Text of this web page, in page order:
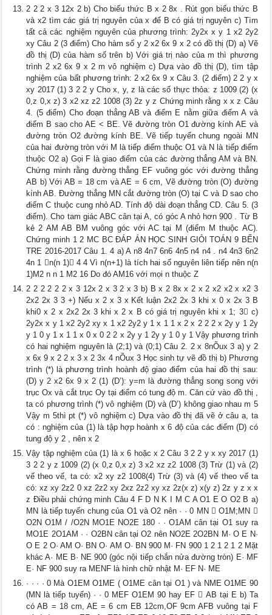
2 2 2 x 3 12x 2 b) Cho biểu thức B x 2 8x . Rút gọn biểu thức B
và x2 tìm các giá trị nguyên của x để B có giá trị nguyên c) Tìm
tất cả các nghiệm nguyên của phương trình: 2y2x x y 1 x2 2y2
xy Câu 2 (3 điểm) Cho hàm số y 2 x2 6x 9 x 2 có đồ thị (D) a) Vẽ
đồ thị (D) của hàm số trên b) Với giá trị nào của m thì phương
trình 2 x2 6x 9 x 2 m vô nghiệm c) Dựa vào đồ thị (D), tìm tập
nghiệm của bất phương trình: 2 x2 6x 9 x Câu 3. (2 điểm) 2 2 y x
xy 2017 (1) 3 2 2 y Cho x, y, z là các số thực thỏa: z 1009 (2) (x
0,z 0,x z) 3 x2 xz z2 1008 (3) 2z y z Chứng minh rằng x x z Câu
4. (5 điểm) Cho đoạn thẳng AB và điểm E nằm giữa điểm A và
điểm B sao cho AE < BE. Vẽ đường tròn O1 đường kính AE và
đường tròn O2 đường kính BE. Vẽ tiếp tuyến chung ngoài MN
của hai đường tròn với M là tiếp điểm thuộc O1 và N là tiếp điểm
thuộc O2 a) Gọi F là giao điểm của các đường thẳng AM và BN.
Chứng minh rằng đường thẳng EF vuông góc với đường thẳng
AB b) Với AB = 18 cm và AE = 6 cm, Vẽ đường tròn (O) đường
kính AB. Đường thẳng MN cắt đường tròn (O) tại C và D sao cho
điểm C thuộc cung nhỏ AD. Tính độ dài đoạn thẳng CD. Câu 5. (3
điểm). Cho tam giác ABC cân tại A, có góc A nhỏ hơn 900 . Từ B
kẻ 2 AM AB BM vuông góc với AC tại M (điểm M thuộc AC).
Chứng minh 1 2 MC BC ĐÁP ÁN HỌC SINH GIỎI TOÁN 9 BẾN
TRE 2016-2017 Câu 1. 4 a) A n8 4n7 6n6 4n5 n4 n4 . n4 4n3 6n2
4n 1 n(n 1) 4 4 Vì n(n+1) là tích hai số nguyên liên tiếp nên n(n
1)M2 n n 1 M2 16 Do đó AM16 với mọi n thuộc Z
2 2 2 2 2 2 x 3 12x 2 x 3 2 x 3 b) B x 2 8x x 2 x 2 x2 x2 x x2 3
2x2 2x 3 3 +) Nếu x 2 x 3 x Kết luận 2x2 2x 3 khi x 0 x 2x 3 B
khi0 x 2 x 2x2 2x 3 khi x 2 x B có giá trị nguyên khi x 1; 3 c)
2y2x x y 1 x2 2y2 xy x 1 x2 2y2 y 1 x 1 1 x 2 x 2 2 2 x 2y y 1 2y
y 1 0 y 1 x 1 1 x 0 x 0 2 2 x 2y y 1 2y y 1 0 y 1 Vậy phương trình
có hai nghiệm nguyên là (2;1) và (0;1) Câu 2. 2 x 8nÕux 3 a) y 2
x 6x 9 x 2 2 x 3 x 2 3x 4 nÕux 3 Học sinh tự vẽ đồ thị b) Phương
trình (*) là phương trình hoành độ giao điểm của hai đồ thị sau:
(D) y 2 x2 6x 9 x 2 (1) (D’): y=m là đường thẳng song song với
trục Ox và cắt trục Oy tại điểm có tung độ m. Căn cứ vào đồ thị ,
ta có phương trình (*) vô nghiệm (D) và (D’) không giao nhau m 5
Vậy m 5thì pt (*) vô nghiệm c) Dựa vào đồ thị đã vẽ ở câu a, ta
có : nghiệm của (1) là tập hợp hoành x 6 độ của các điểm (D) có
tung độ y 2 , nên x 2
Vậy tập nghiệm của (1) là x 6 hoặc x 2 Câu 3 2 2 y x xy 2017 (1)
3 2 2 y z 1009 (2) (x 0,z 0,x z) 3 x2 xz z2 1008 (3) Trừ (1) và (2)
vế theo vế, ta có: x2 xy z2 1008(4) Trừ (3) và (4) vế theo vế ta
có: xz xy 2z2 0 xz 2z2 xy 2xz 2z2 xy xz 2z(x z) x(y z) 2z y z x x
z Điều phải chứng minh Câu 4 F D N K I M C A O1 E O O2 B a)
MN là tiếp tuyến chung của O1 và O2 nên · · 0 MN  O1M;MN 
O2N O1M / /O2N MO1E NO2E 180 · · O1AM cân tại O1 suy ra
MO1E 2O1AM · · O2BN cân tại O2 nên NO2E 2O2BN M· O E N·
O E 2 O· AM O· BN O· AM O· BN 900 M· FN 900 1 2 1 2 1 2 Mặt
khác A· ME B· NE 900 (góc nội tiếp chắn nửa đường tròn) E· MF
E· NF 900 suy ra MENF là hình chữ nhật M· EF N· ME
· · · · 0 Mà O1EM O1ME ( O1ME cân tại O1 ) và NME O1ME 90
(MN là tiếp tuyến) · · 0 MEF O1EM 90 hay EF  AB tại E b) Ta
có AB = 18 cm, AE = 6 cm EB 12cm,OF 9cm AFB vuông tại F